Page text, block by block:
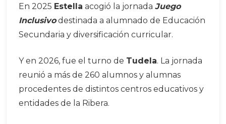
En 2025 Estella acogió la jornada Juego
Inclusivodestinada a alumnado de Educación
Secundaria y diversificación curricular.
Y en 2026, fue el turno de Tudela. La jornada
reunió a más de 260 alumnos y alumnas
procedentes de distintos centros educativos y
entidades de la Ribera.